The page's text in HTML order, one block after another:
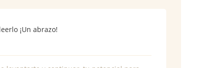
¡Un abrazo!